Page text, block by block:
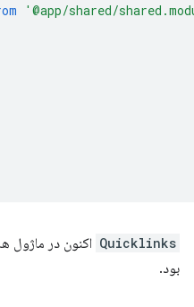
'@app/shared/
Quicklinks اکنون در ماژول
بود.